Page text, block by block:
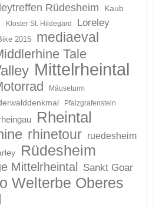
Rüdesheim Kaub
Kloster St. Hildegard Loreley
2015 mediaeval
Tale
Mittelrheintal
Mäuseturm
Pfalzgrafenstein
Rheintal
rhinetour ruedesheim
Rüdesheim
Mittelrheintal Sankt Goar
Welterbe Oberes